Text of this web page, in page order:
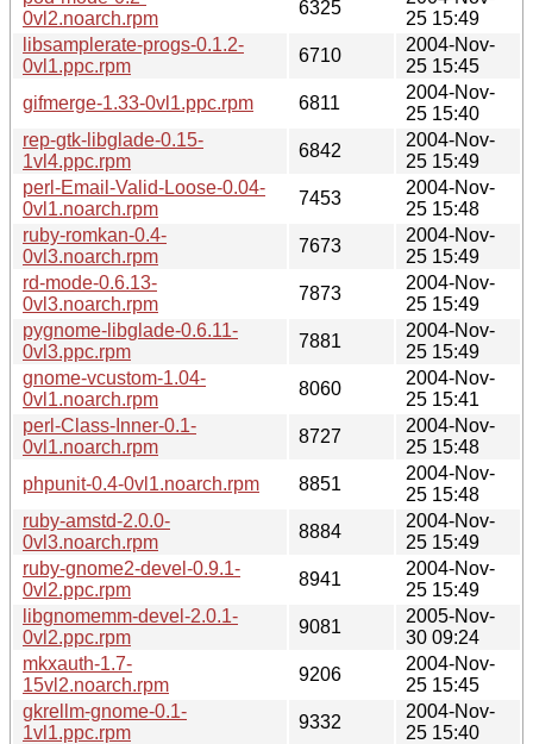
0vl2.noarch.rpm
6325
25 15:49
libsamplerate-progs-0.1.2-
0vl1.ppc.rpm
6710
2004-Nov-
25 15:45
gifmerge-1.33-0vl1.ppc.rpm
6811
2004-Nov-
25 15:40
rep-gtk-libglade-0.15-
1vl4.ppc.rpm
6842
2004-Nov-
25 15:49
perl-Email-Valid-Loose-0.04-
0vl1.noarch.rpm
7453
2004-Nov-
25 15:48
ruby-romkan-0.4-
0vl3.noarch.rpm
7673
2004-Nov-
25 15:49
rd-mode-0.6.13-
0vl3.noarch.rpm
7873
2004-Nov-
25 15:49
pygnome-libglade-0.6.11-
0vl3.ppc.rpm
7881
2004-Nov-
25 15:49
gnome-vcustom-1.04-
0vl1.noarch.rpm
8060
2004-Nov-
25 15:41
perl-Class-Inner-0.1-
0vl1.noarch.rpm
8727
2004-Nov-
25 15:48
phpunit-0.4-0vl1.noarch.rpm
8851
2004-Nov-
25 15:48
ruby-amstd-2.0.0-
0vl3.noarch.rpm
8884
2004-Nov-
25 15:49
ruby-gnome2-devel-0.9.1-
0vl2.ppc.rpm
8941
2004-Nov-
25 15:49
libgnomemm-devel-2.0.1-
0vl2.ppc.rpm
9081
2005-Nov-
30 09:24
mkxauth-1.7-
15vl2.noarch.rpm
9206
2004-Nov-
25 15:45
gkrellm-gnome-0.1-
1vl1.ppc.rpm
9332
2004-Nov-
25 15:40